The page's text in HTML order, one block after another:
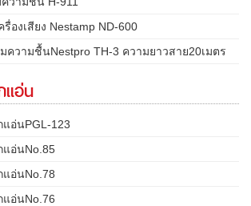
รื่องเสียง Nestamp ND-600
ความชื้นNestpro TH-3 ความยาวสาย20เมตร
แอ่น
แอ่นPGL-123
แอ่นNo.85
แอ่นNo.78
แอ่นNo.76